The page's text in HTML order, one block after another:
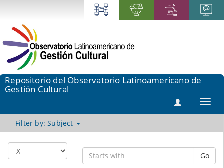
Repositorio del Observatorio Latinoamericano de
Gestión Cultural
Filter by: Subject
Go